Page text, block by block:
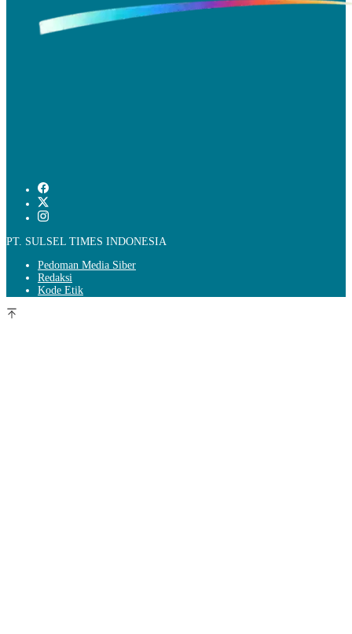
PT. SULSEL TIMES INDONESIA
Pedoman Media Siber
Redaksi
Kode Etik